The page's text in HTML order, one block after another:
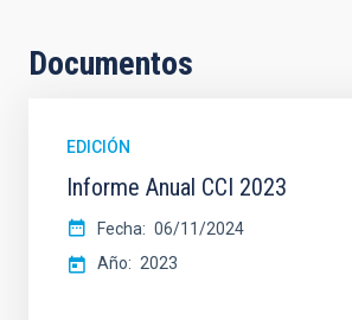
Documentos
EDICIÓN
Informe Anual CCI 2023
Fecha
06/11/2024
Año
2023